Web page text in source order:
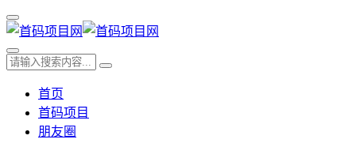
首页
首码项目
朋友圈